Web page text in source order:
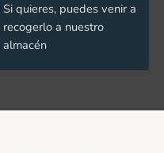
Si quieres, puedes venir a
recogerlo a nuestro
almacén